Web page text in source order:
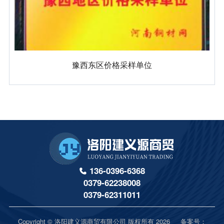
豫西东区价格采样单位
136-0396-6368
0379-62238008
0379-62311011
Copyright © 洛阳建义源商贸有限公司 版权所有 2026 备案号：